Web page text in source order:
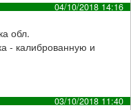
04/10/2018 14:16
обл.
- калиброванную и
03/10/2018 11:40